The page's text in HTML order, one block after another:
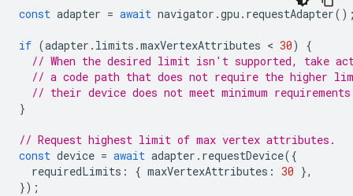
const adapter = await navigator .gpu . requestAdapter
if (adapter . limits .maxVertexAttributes < 30)
{
// When the desired limit isn't supported, take
// a code path that does not require the higher
// their device does not meet minimum
}
// Request highest limit of max vertex attributes.
const device = await adapter . requestDevice({
requiredLimits : { maxVertexAttributes : 30 },
});